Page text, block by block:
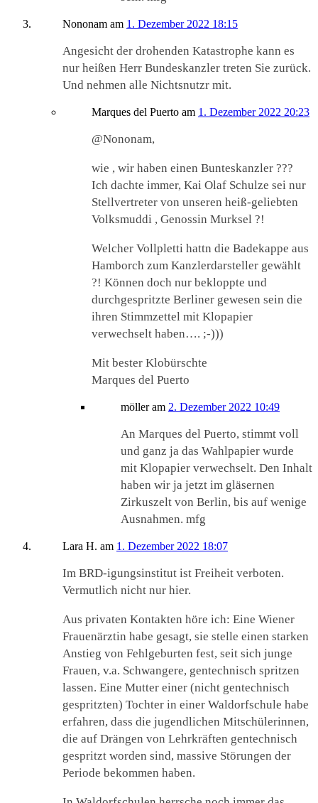
Nononam am 1. Dezember 2022 18:15
Angesicht der drohenden Katastrophe kann es
nur heißen Herr Bundeskanzler treten Sie zurück.
Und nehmen alle Nichtsnutzr mit.
Marques del Puerto am 1. Dezember 2022 20:23
@Nononam,
wie , wir haben einen Bunteskanzler ???
Ich dachte immer, Kai Olaf Schulze sei nur
Stellvertreter von unseren heiß-geliebten
Volksmuddi , Genossin Murksel ?!
Welcher Vollpletti hattn die Badekappe aus
Hamborch zum Kanzlerdarsteller gewählt
?! Können doch nur bekloppte und
durchgespritzte Berliner gewesen sein die
ihren Stimmzettel mit Klopapier
verwechselt haben…. ;-)))
Mit bester Klobürschte
Marques del Puerto
mölleram 2. Dezember 2022 10:49
An Marques del Puerto, stimmt voll
und ganz ja das Wahlpapier wurde
mit Klopapier verwechselt. Den Inhalt
haben wir ja jetzt im gläsernen
Zirkuszelt von Berlin, bis auf wenige
Ausnahmen. mfg
Lara H. am 1. Dezember 2022 18:07
Im BRD-igungsinstitut ist Freiheit verboten.
Vermutlich nicht nur hier.
Aus privaten Kontakten höre ich: Eine Wiener
Frauenärztin habe gesagt, sie stelle einen starken
Anstieg von Fehlgeburten fest, seit sich junge
Frauen, v.a. Schwangere, gentechnisch spritzen
lassen. Eine Mutter einer (nicht gentechnisch
gespritzten) Tochter in einer Waldorfschule habe
erfahren, dass die jugendlichen Mitschülerinnen,
die auf Drängen von Lehrkräften gentechnisch
gespritzt worden sind, massive Störungen der
Periode bekommen haben.